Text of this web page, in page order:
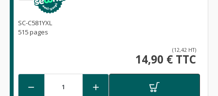
SC-C581YXL
515 pages
(12,42 HT)
14,90 € TTC
 